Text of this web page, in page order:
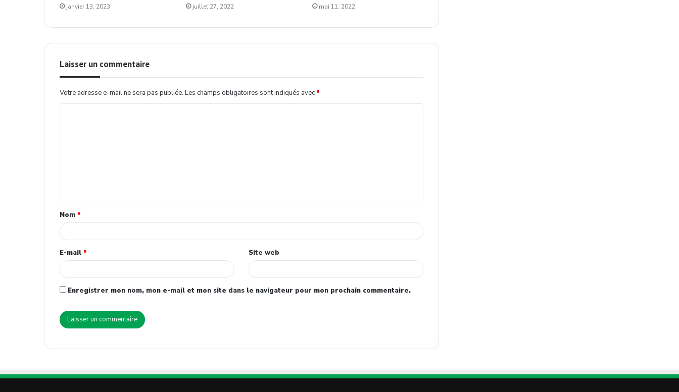
janvier 13, 2023 juillet 27, 2022 mai 11, 2022
Laisser un commentaire
Votre adresse e-mail ne sera pas publiée. Les champs obligatoires sont indiqués avec *
Nom *
E-mail * Site web
Enregistrer mon nom, mon e-mail et mon site dans le navigateur pour mon prochain commentaire.